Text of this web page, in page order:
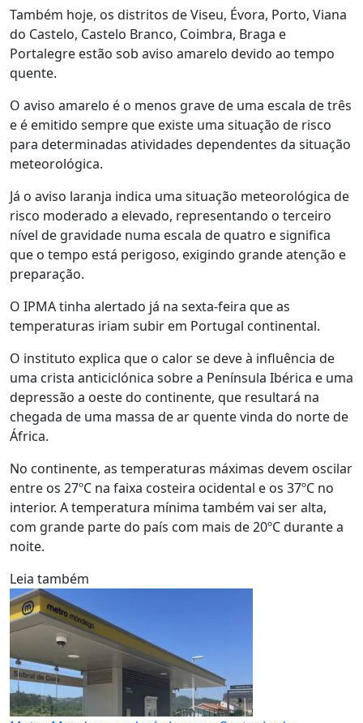
Também hoje, os distritos de Viseu, Évora, Porto, Viana
do Castelo, Castelo Branco, Coimbra, Braga e
Portalegre estão sob aviso amarelo devido ao tempo
quente.
O aviso amarelo é o menos grave de uma escala de três
e é emitido sempre que existe uma situação de risco
para determinadas atividades dependentes da situação
meteorológica.
Já o aviso laranja indica uma situação meteorológica de
risco moderado a elevado, representando o terceiro
nível de gravidade numa escala de quatro e significa
que o tempo está perigoso, exigindo grande atenção e
preparação.
O IPMA tinha alertado já na sexta-feira que as
temperaturas iriam subir em Portugal continental.
O instituto explica que o calor se deve à influência de
uma crista anticiclónica sobre a Península Ibérica e uma
depressão a oeste do continente, que resultará na
chegada de uma massa de ar quente vinda do norte de
África.
No continente, as temperaturas máximas devem oscilar
entre os 27ºC na faixa costeira ocidental e os 37ºC no
interior. A temperatura mínima também vai ser alta,
com grande parte do país com mais de 20ºC durante a
noite.
Leia também